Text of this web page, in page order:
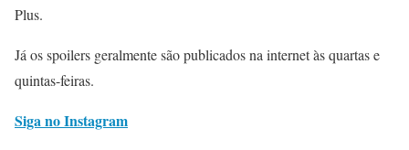
Plus.
Já os spoilers geralmente são publicados na internet às quartas e
quintas-feiras.
Siga no Instagram